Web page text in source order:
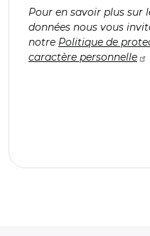
Pour en savoir plus sur
données nous vous
notre Politique de
caractère personnelle